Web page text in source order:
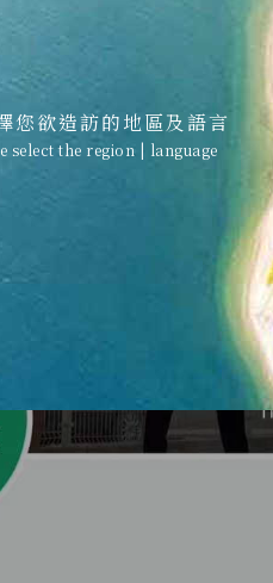
您欲造訪的地區及語言
select the region | language